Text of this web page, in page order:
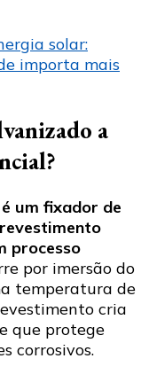
solar:
importa mais
a
um fixador de
processo
por imersão do
temperatura de
cria
que protege
corrosivos.